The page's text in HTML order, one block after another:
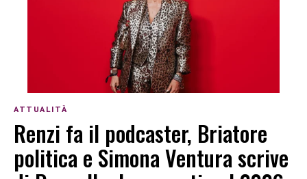
ATTUALITÀ
Renzi fa il podcaster, Briatore
politica e Simona Ventura scrive